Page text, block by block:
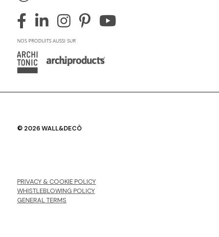
NOS PRODUITS AUSSI SUR
© 2026 WALL&DECÒ
PRIVACY & COOKIE POLICY
WHISTLEBLOWING POLICY
GENERAL TERMS